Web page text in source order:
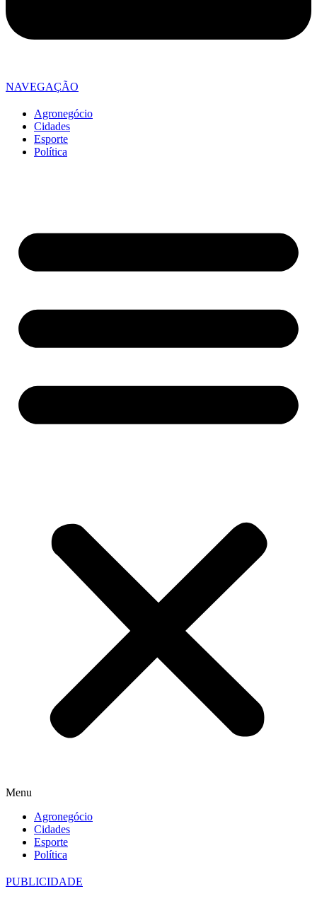
NAVEGAÇÃO
Agronegócio
Cidades
Esporte
Política
Menu
Agronegócio
Cidades
Esporte
Política
PUBLICIDADE